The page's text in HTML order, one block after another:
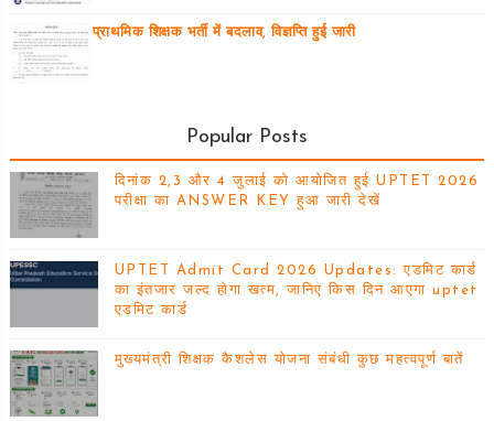
प्राथमिक शिक्षक भर्ती में बदलाव, विज्ञप्ति हुई जारी
Popular Posts
दिनांक 2,3 और 4 जुलाई को आयोजित हुई UPTET 2026
परीक्षा का ANSWER KEY हुआ जारी देखें
UPTET Admit Card 2026 Updates: एडमिट कार्ड
का इंतजार जल्द होगा खत्म, जानिए किस दिन आएगा uptet
एडमिट कार्ड
मुख्यमंत्री शिक्षक कैशलेस योजना संबंधी कुछ महत्वपूर्ण बातें